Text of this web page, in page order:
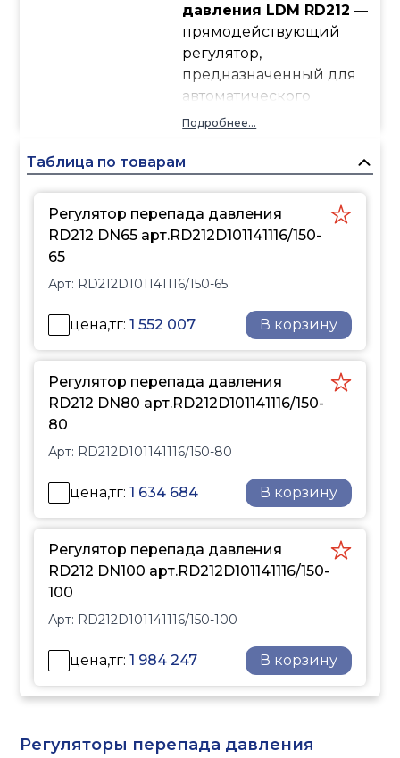
давления LDM RD212 —
прямодействующий
регулятор,
предназначенный для
автоматического
поддержания
давления в системах
охлаждения и
кондиционирования.
стабильную работу
оборудования, снижает
гидравлические
нагрузки и повышает
эффективность системы.
Не требует подключения
Подробнее...
Таблица по товарам
Регулятор перепада давления
RD212 DN65 арт.RD212D101141116/150-
65
Арт: RD212D101141116/150-65
цена,тг:1 552 007 В корзину
Регулятор перепада давления
RD212 DN80 арт.RD212D101141116/150-
80
Арт: RD212D101141116/150-80
цена,тг:1 634 684 В корзину
Регулятор перепада давления
RD212 DN100 арт.RD212D101141116/150-
100
Арт: RD212D101141116/150-100
цена,тг:1 984 247 В корзину
Регуляторы перепада давления